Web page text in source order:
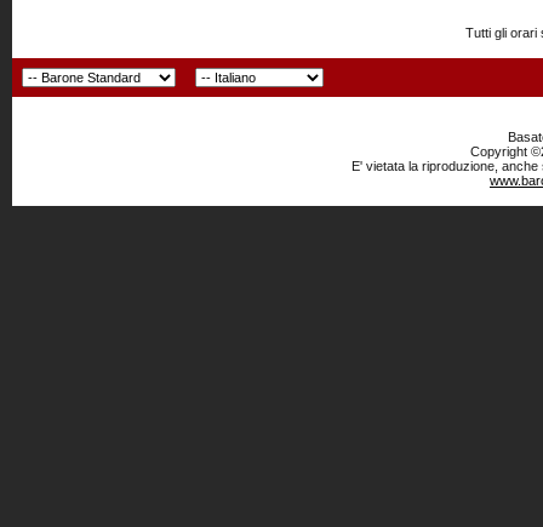
Tutti gli orari
Copyright
E' vietata la riproduzione,